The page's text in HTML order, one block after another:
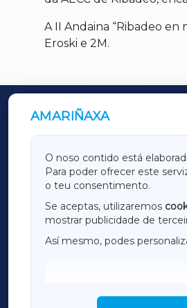
A II Andaina “Ribadeo
Eroski e 2M.
AMARIÑAXA
O noso contido está
Para poder ofrecer este
o teu consentimento.
Se aceptas, utilizaremos
mostrar publicidade de
Así mesmo, podes
OUTROS PERIÓDICOS
GALICIAXA
AMARIÑAXA
OURENSEXA